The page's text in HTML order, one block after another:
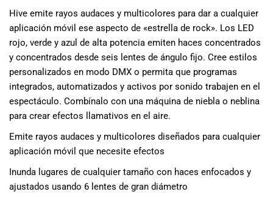
encontrar el
instrumento o
equipo de
audio
adecuado para
ti, y ofrecerte el
mejor servicio
al cliente
posible.
Además,
ofrecemos
precios
competitivos y
promociones
Hive emite rayos audaces y multicolores para dar a cualquier
aplicación móvil ese aspecto de «estrella de rock». Los LED
rojo, verde y azul de alta potencia emiten haces concentrados
y concentrados desde seis lentes de ángulo fijo. Cree estilos
personalizados en modo DMX o permita que programas
integrados, automatizados y activos por sonido trabajen en el
espectáculo. Combínalo con una máquina de niebla o neblina
para crear efectos llamativos en el aire.
Emite rayos audaces y multicolores diseñados para cualquier
aplicación móvil que necesite efectos
Inunda lugares de cualquier tamaño con haces enfocados y
ajustados usando 6 lentes de gran diámetro